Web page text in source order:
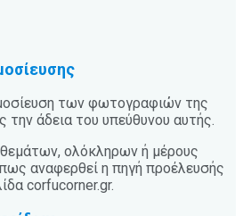
των φωτογραφιών της
την άδεια του υπεύθυνου αυτής.
θεμάτων, ολόκληρων ή μέρους
αναφερθεί η πηγή προέλευσής
corfucorner.gr.